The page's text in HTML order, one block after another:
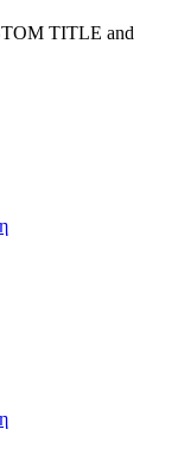
TITLE and